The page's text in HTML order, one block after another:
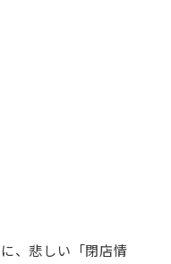
に、悲しい「閉店情